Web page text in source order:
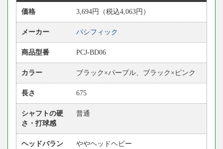
価格 3,694円（税込4,063円）
メーカー パシフィック
商品型番 PCJ-BD06
カラー ブラック×パープル、ブラック×ピンク
長さ 675
シャフトの硬
さ・打球感
普通
ヘッドバラン
ややヘッドヘビー